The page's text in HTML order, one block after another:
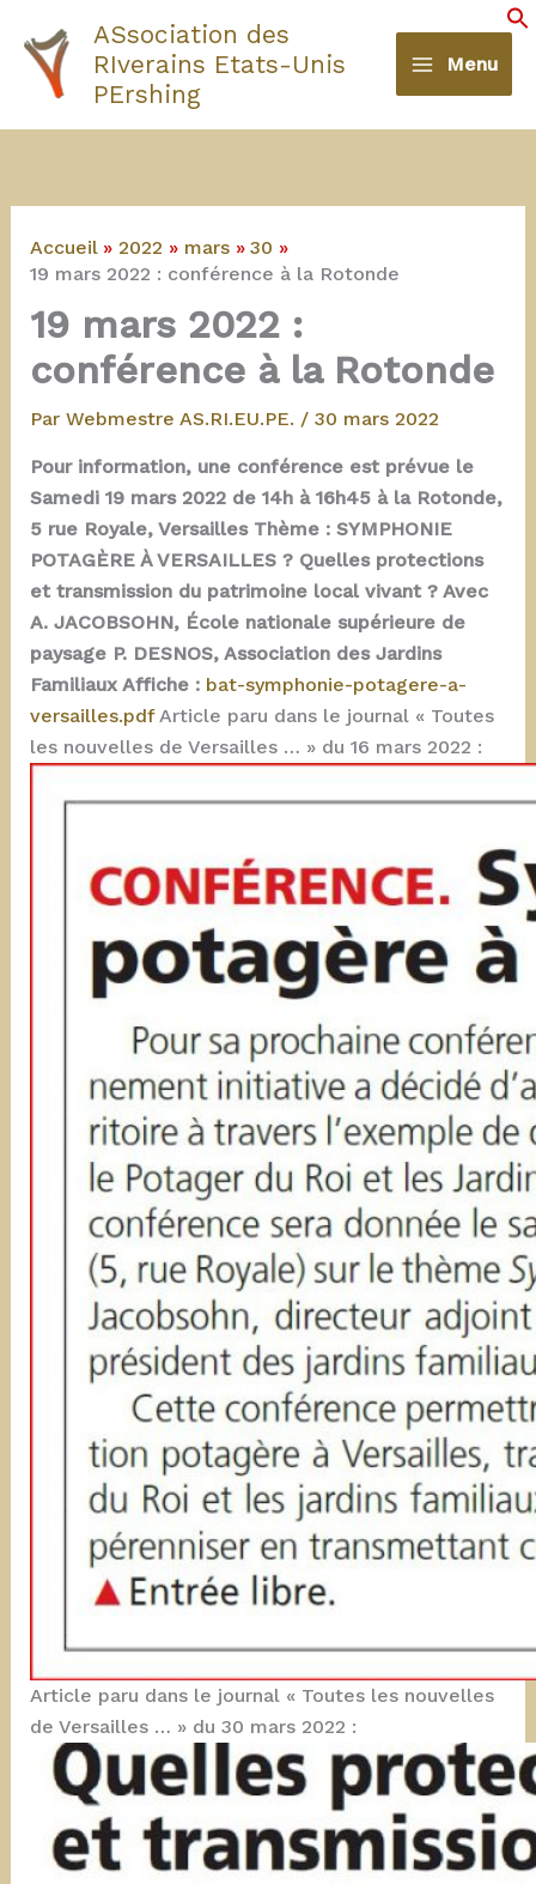
contenu
ASsociation des
RIverains Etats-Unis
PErshing
Menu
Accueil 2022 mars
30
19 mars 2022 : conférence à la Rotonde
19 mars 2022 :
conférence à la Rotonde
Par Webmestre AS.RI.EU.PE. / 30 mars 2022
Pour information, une conférence est prévue le
Samedi 19 mars 2022 de 14h à 16h45 à la Rotonde,
5 rue Royale, Versailles Thème : SYMPHONIE
POTAGÈRE À VERSAILLES ? Quelles protections
et transmission du patrimoine local vivant ? Avec
A. JACOBSOHN, École nationale supérieure de
paysage P. DESNOS, Association des Jardins
Familiaux Affiche : bat-symphonie-potagere-a-
versailles.pdfArticle paru dans le journal « Toutes
les nouvelles de Versailles … » du 16 mars 2022 :
Article paru dans le journal « Toutes les nouvelles
de Versailles … » du 30 mars 2022 :